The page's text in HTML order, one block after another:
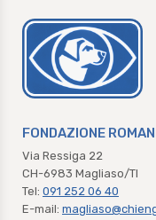
FONDAZIONE
Via Ressiga 22
CH-6983 Magliaso/TI
Tel: 091 252 06 40
E-mail: